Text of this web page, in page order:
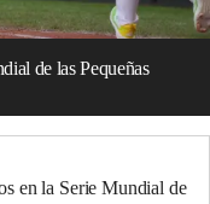
de las Pequeñas
en la Serie Mundial de